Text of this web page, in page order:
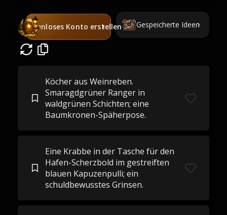
Kostenloses Konto erstellen Gespeicherte Ideen
Köcher aus Weinreben.
Smaragdgrüner Ranger in
waldgrünen Schichten; eine
Baumkronen-Späherpose.
Eine Krabbe in der Tasche für den
Hafen-Scherzbold im gestreiften
blauen Kapuzenpulli; ein
schuldbewusstes Grinsen.